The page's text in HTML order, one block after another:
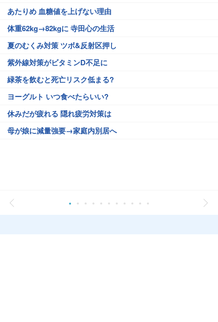
あたりめ 血糖値を上げない理由
体重62kg→82kgに 寺田心の生活
夏のむくみ対策 ツボ&反射区押し
紫外線対策がビタミンD不足に
緑茶を飲むと死亡リスク低まる?
ヨーグルト いつ食べたらいい?
休みだが疲れる 隠れ疲労対策は
母が娘に減量強要→家庭内別居へ